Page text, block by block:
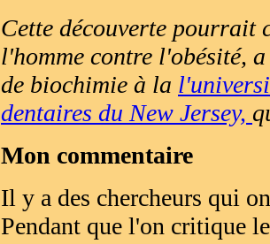
Cette découverte pourrait
l'homme contre l'obésité,
de biochimie à la
dentaires du New Jersey,
Mon commentaire
Il y a des chercheurs qui
Pendant que l'on critique